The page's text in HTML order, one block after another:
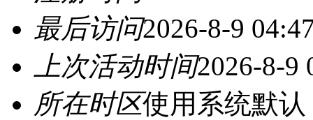
最后访问2026-8-9
上次活动时间2026-8-9
所在时区使用系统默认